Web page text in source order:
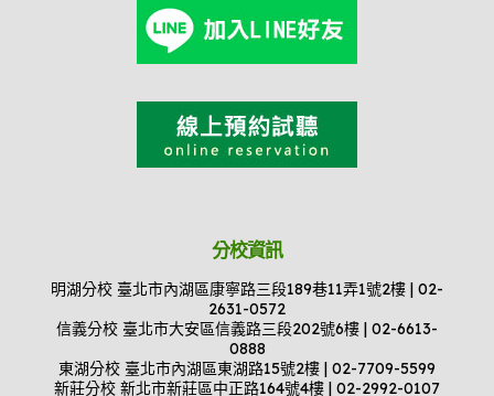
分校資訊
明湖分校 臺北市內湖區康寧路三段189巷11弄1號2樓 | 02-
2631-0572
信義分校 臺北市大安區信義路三段202號6樓 | 02-6613-
0888
東湖分校 臺北市內湖區東湖路15號2樓 | 02-7709-5599
新莊分校 新北市新莊區中正路164號4樓 | 02-2992-0107